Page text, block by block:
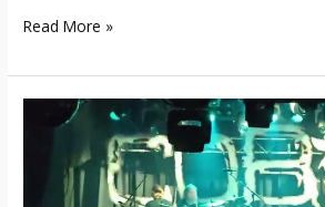
Read More »
Children
Bodom